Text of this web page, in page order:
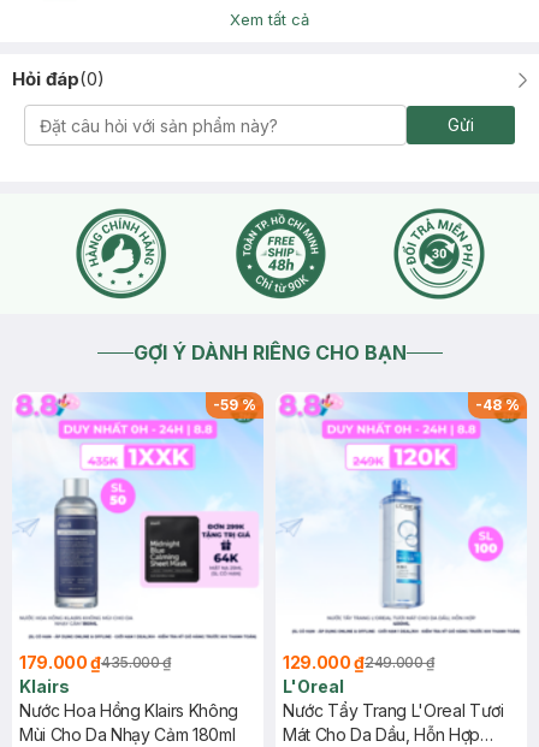
Xem tất cả
Hỏi đáp(0)
Gửi
GỢI Ý DÀNH RIÊNG CHO BẠN
-59%
179.000 ₫435.000 ₫
Klairs
Nước Hoa Hồng Klairs Không
Mùi Cho Da Nhạy Cảm 180ml
-48%
129.000 ₫249.000 ₫
L'Oreal
Nước Tẩy Trang L'Oreal Tươi
Mát Cho Da Dầu, Hỗn Hợp